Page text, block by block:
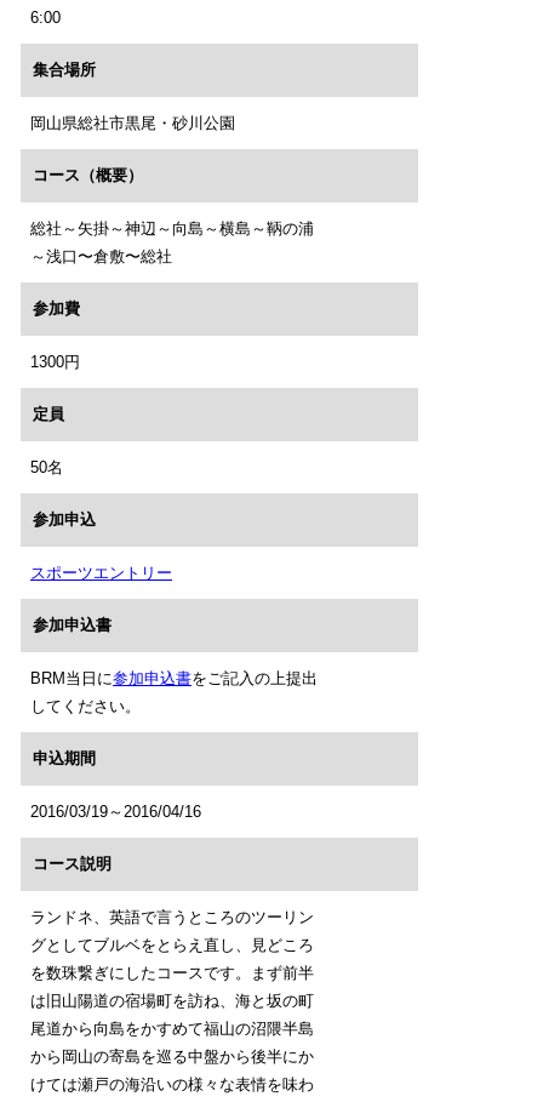
6:00
集合場所
岡山県総社市黒尾・砂川公園
コース（概要）
総社～矢掛～神辺～向島～横島～鞆の浦
～浅口〜倉敷〜総社
参加費
1300円
定員
50名
参加申込
スポーツエントリー
参加申込書
BRM当日に参加申込書をご記入の上提出
してください。
申込期間
2016/03/19～2016/04/16
コース説明
ランドネ、英語で言うところのツーリン
グとしてブルベをとらえ直し、見どころ
を数珠繋ぎにしたコースです。まず前半
は旧山陽道の宿場町を訪ね、海と坂の町
尾道から向島をかすめて福山の沼隈半島
から岡山の寄島を巡る中盤から後半にか
けては瀬戸の海沿いの様々な表情を味わ